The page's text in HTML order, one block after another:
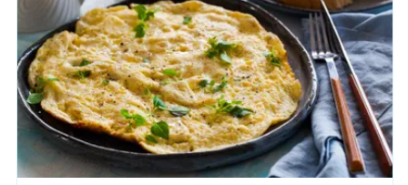
какой должна быть идеальная плотность этого простого и
быстрого блюда.